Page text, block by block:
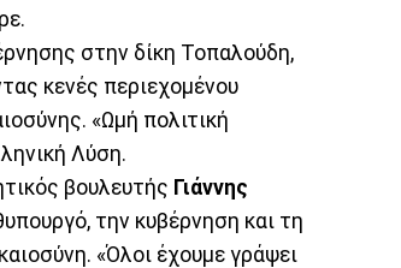
στην δίκη Τοπαλούδη,
κενές περιεχομένου
«Ωμή πολιτική
Λύση.
βουλευτής Γιάννης
την κυβέρνηση και τη
«Όλοι έχουμε γράψει